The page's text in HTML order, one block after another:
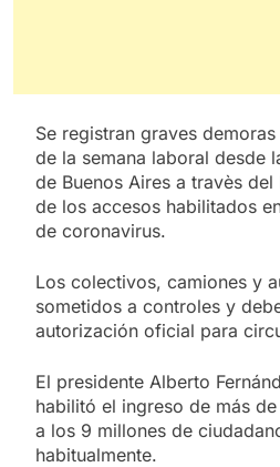
Se registran graves
de la semana laboral desde
de Buenos Aires a travès
de los accesos habilitados
de coronavirus.
Los colectivos, camiones y
sometidos a controles y
autorización oficial para
El presidente Alberto
habilitó el ingreso de más
a los 9 millones de
habitualmente.